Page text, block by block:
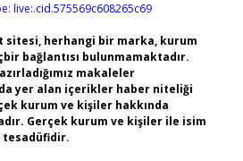
live:.cid.575569c608265c69
sitesi, herhangi bir marka, kurum
bağlantısı bulunmamaktadır.
makaleler
yer alan içerikler haber niteliği
kurum ve kişiler hakkında
Gerçek kurum ve kişiler ile isim